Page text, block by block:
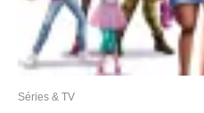
Séries & TV